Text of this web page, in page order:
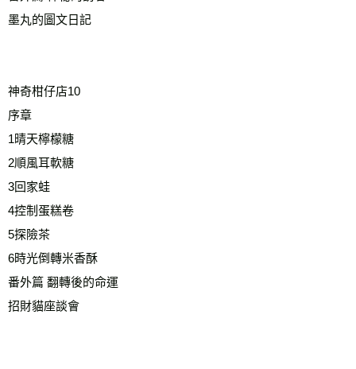
墨丸的圖文日記
神奇柑仔店10
序章
1晴天檸檬糖
2順風耳軟糖
3回家蛙
4控制蛋糕卷
5探險茶
6時光倒轉米香酥
番外篇 翻轉後的命運
招財貓座談會